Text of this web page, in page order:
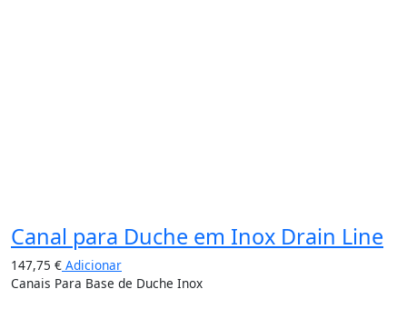
Canal para Duche em Inox Drain Line
147,75 € Adicionar
Canais Para Base de Duche Inox